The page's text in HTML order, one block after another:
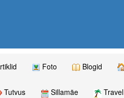
Foto Blogid
Tutvus Sillamäe
Travel